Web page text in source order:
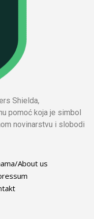
Shielda,
pomoć koja je simbol
novinarstvu i slobodi
About us